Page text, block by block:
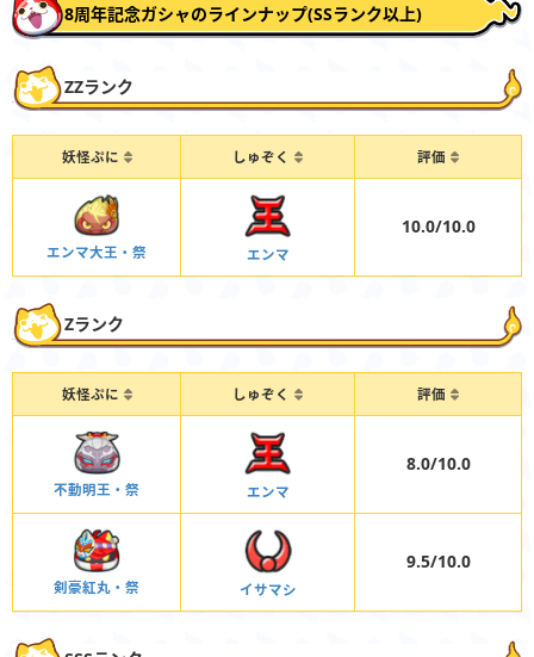
8周年記念ガシャのラインナップ(SSランク以上)
ZZランク
妖怪ぷに しゅぞく 評価
エンマ大王・祭 エンマ
10.0/10.0
Zランク
妖怪ぷに しゅぞく 評価
不動明王・祭 エンマ
8.0/10.0
剣豪紅丸・祭 イサマシ
9.5/10.0